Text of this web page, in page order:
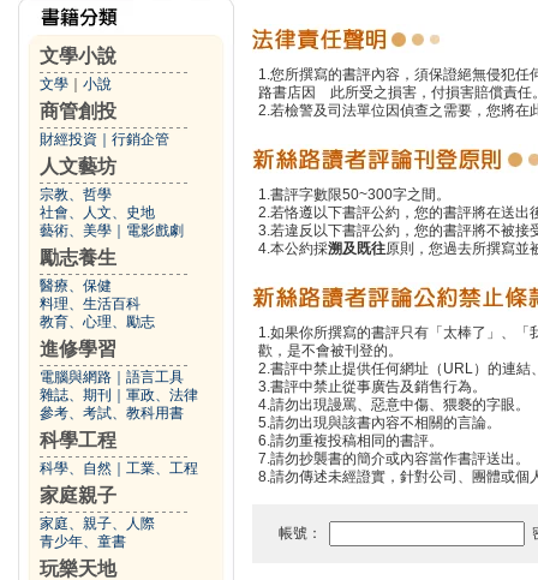
文學小說
文學 小說
商管創投
財經投資 行銷企管
人文藝坊
宗教、哲學
社會、人文、史地
藝術、美學
電影戲劇
勵志養生
醫療、保健
料理、生活百科
教育、心理、勵志
進修學習
電腦與網路
語言工具
雜誌、期刊
軍政、法律
參考、考試、教科用書
科學工程
科學、自然 工業、工程
家庭親子
家庭、親子、人際
青少年、童書
玩樂天地
1.您所撰寫的書評內容，須保證絕無侵犯
路書店因 此所受之損害，付損害賠償責任
2.若檢警及司法單位因偵查之需要，您將
1.書評字數限50~300字之間。
2.若恪遵以下書評公約，您的書評將在送
3.若違反以下書評公約，您的書評將不被接
4.本公約採溯及既往原則，您過去所撰寫並
1.如果你所撰寫的書評只有「太棒了」、
歡，是不會被刊登的。
2.書評中禁止提供任何網址（URL）的連結
3.書評中禁止從事廣告及銷售行為。
4.請勿出現謾罵、惡意中傷、猥褻的字眼。
5.請勿出現與該書內容不相關的言論。
6.請勿重複投稿相同的書評。
7.請勿抄襲書的簡介或內容當作書評送出。
8.請勿傳述未經證實，針對公司、團體或個
帳號：